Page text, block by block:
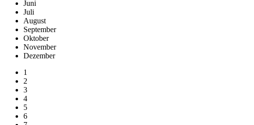
Juni
Juli
August
September
Oktober
November
Dezember
1
2
3
4
5
6